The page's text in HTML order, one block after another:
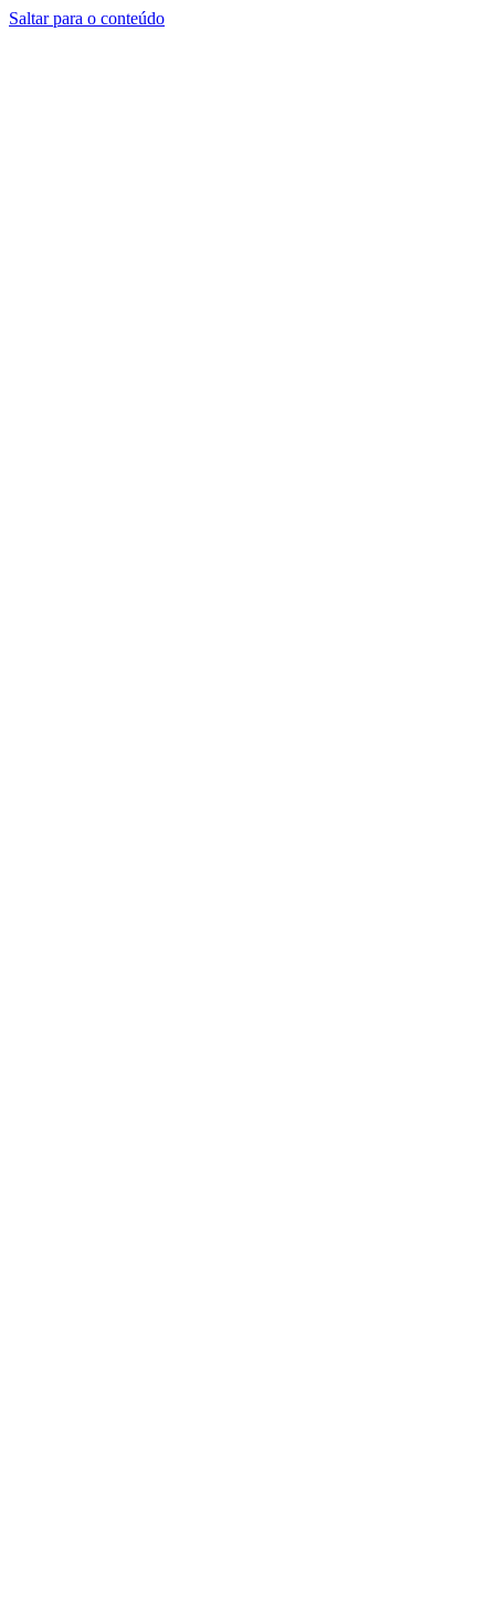
Saltar para o conteúdo